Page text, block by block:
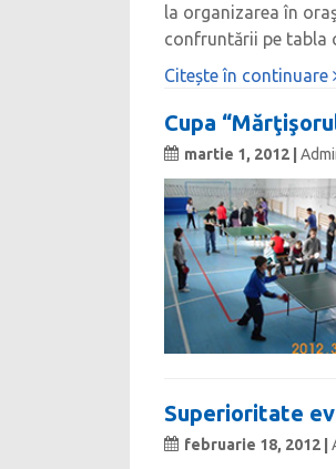
la organizarea în
confruntării pe tabla
Citește în continuare
Cupa
martie 1, 2012 |
Superioritate
februarie 18, 2012 |